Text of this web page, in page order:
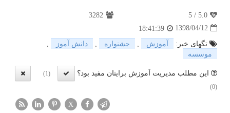
5.0
/
5
3282
1398/04/12
18:41:39
تگهای خبر:
آموزش , جشنواره , دانش آموز
,
موسسه
این مطلب مدیریت آموزش برایتان مفید بود؟
(1)
(0)
X